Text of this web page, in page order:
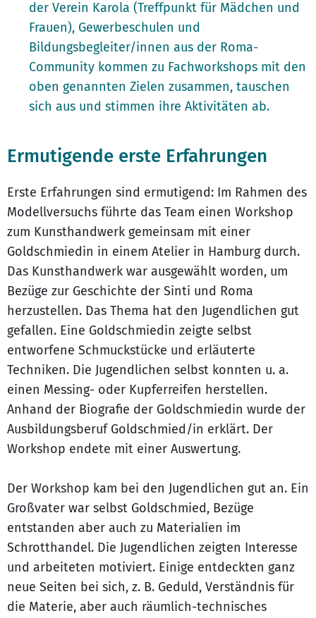
der Verein Karola (Treffpunkt für Mädchen und
Frauen), Gewerbeschulen und
Bildungsbegleiter/innen aus der Roma-
Community kommen zu Fachworkshops mit den
oben genannten Zielen zusammen, tauschen
sich aus und stimmen ihre Aktivitäten ab.
Ermutigende erste Erfahrungen
Erste Erfahrungen sind ermutigend: Im Rahmen des
Modellversuchs führte das Team einen Workshop
zum Kunsthandwerk gemeinsam mit einer
Goldschmiedin in einem Atelier in Hamburg durch.
Das Kunsthandwerk war ausgewählt worden, um
Bezüge zur Geschichte der Sinti und Roma
herzustellen. Das Thema hat den Jugendlichen gut
gefallen. Eine Goldschmiedin zeigte selbst
entworfene Schmuckstücke und erläuterte
Techniken. Die Jugendlichen selbst konnten u. a.
einen Messing- oder Kupferreifen herstellen.
Anhand der Biografie der Goldschmiedin wurde der
Ausbildungsberuf Goldschmied/in erklärt. Der
Workshop endete mit einer Auswertung.
Der Workshop kam bei den Jugendlichen gut an. Ein
Großvater war selbst Goldschmied, Bezüge
entstanden aber auch zu Materialien im
Schrotthandel. Die Jugendlichen zeigten Interesse
und arbeiteten motiviert. Einige entdeckten ganz
neue Seiten bei sich, z. B. Geduld, Verständnis für
die Materie, aber auch räumlich-technisches